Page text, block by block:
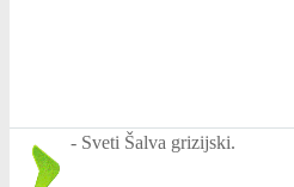
- Sveti Šalva grizijski.